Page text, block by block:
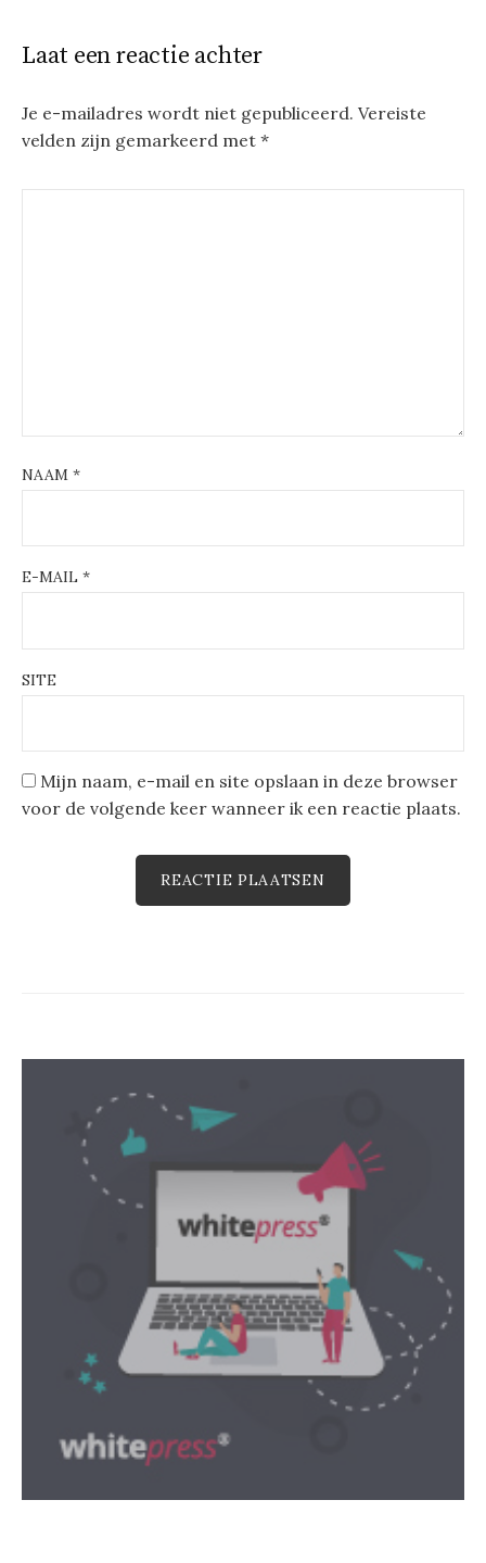
Laat een reactie achter
Je e-mailadres wordt niet gepubliceerd. Vereiste
velden zijn gemarkeerd met *
NAAM *
E-MAIL *
SITE
Mijn naam, e-mail en site opslaan in deze browser
voor de volgende keer wanneer ik een reactie plaats.